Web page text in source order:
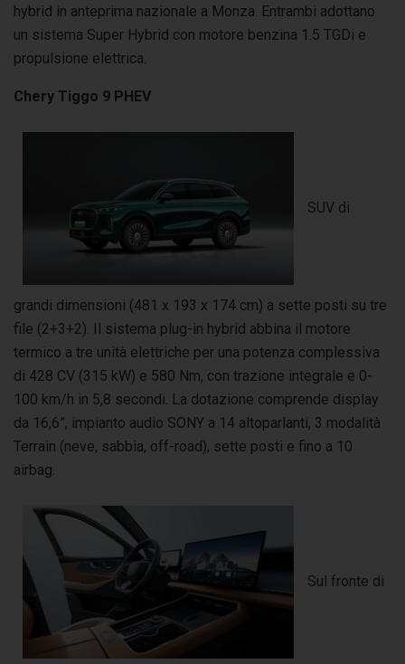
hybrid in anteprima nazionale a Monza. Entrambi adottano
un sistema Super Hybrid con motore benzina 1.5 TGDi e
propulsione elettrica.
Chery Tiggo 9 PHEV
SUV di
grandi dimensioni (481 x 193 x 174 cm) a sette posti su tre
file (2+3+2). Il sistema plug-in hybrid abbina il motore
termico a tre unità elettriche per una potenza complessiva
di 428 CV (315 kW) e 580 Nm, con trazione integrale e 0-
100 km/h in 5,8 secondi. La dotazione comprende display
da 16,6”, impianto audio SONY a 14 altoparlanti, 3 modalità
Terrain (neve, sabbia, off-road), sette posti e fino a 10
airbag.
Sul fronte di